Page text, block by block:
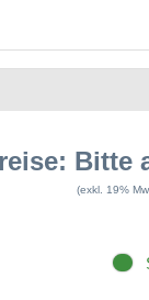
Bitte
(exkl. 19%